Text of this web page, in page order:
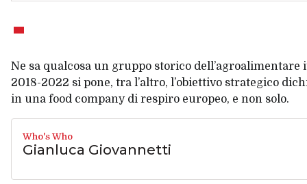
Ne sa qualcosa un gruppo storico dell’agroalimentare
2018-2022 si pone, tra l’altro, l’obiettivo strategico
in una food company di respiro europeo, e non solo.
Who's Who
Gianluca Giovannetti